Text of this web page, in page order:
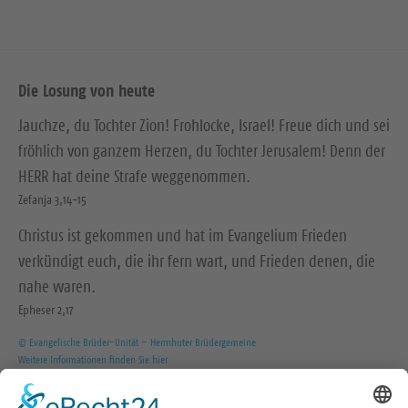
Die Losung von heute
Jauchze, du Tochter Zion! Frohlocke, Israel! Freue dich und sei
fröhlich von ganzem Herzen, du Tochter Jerusalem! Denn der
HERR hat deine Strafe weggenommen.
Zefanja 3,14-15
Christus ist gekommen und hat im Evangelium Frieden
verkündigt euch, die ihr fern wart, und Frieden denen, die
nahe waren.
Epheser 2,17
© Evangelische Brüder-Unität – Herrnhuter Brüdergemeine
Weitere Informationen finden Sie hier